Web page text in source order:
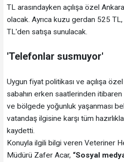
TL arasındayken açılışa özel
olacak. Ayrıca kuzu gerdan 525
TL'den satışa sunulacak.
'Telefonlar susmuyor'
Uygun fiyat politikası ve açılışa
sabahın erken saatlerinden
ve bölgede yoğunluk yaşanması
vatandaş ilgisine karşı tüm
kaydetti.
Konuyla ilgili bilgi veren Veteriner
Müdürü Zafer Acar,“Sosyal